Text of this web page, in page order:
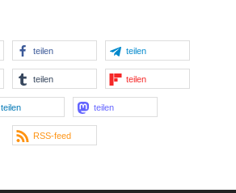
teilen teilen
teilen teilen
teilen teilen
RSS-feed